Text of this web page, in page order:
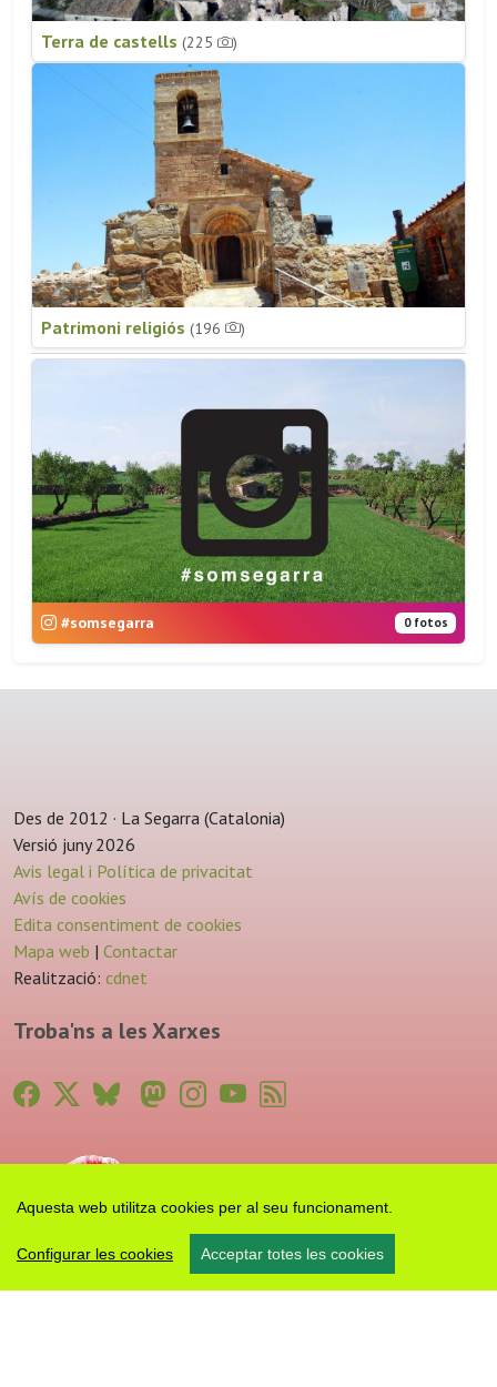
Aquesta web utilitza cookies per al seu funcionament.
Configurar les cookies Acceptar totes les cookies
Terra de castells (225 )
Patrimoni religiós (196 )
#somsegarra 0 fotos
Des de 2012 · La Segarra (Catalonia)
Versió juny 2026
Avis legal i Política de privacitat
Avís de cookies
Edita consentiment de cookies
Mapa web | Contactar
Realització: cdnet
Troba'ns a les Xarxes